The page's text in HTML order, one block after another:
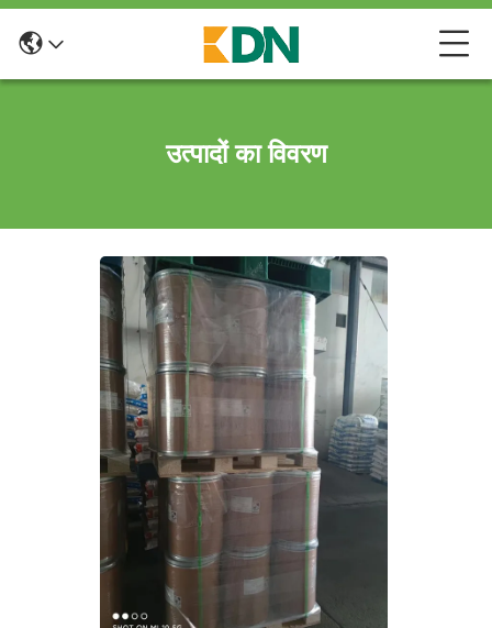
उत्पादों का विवरण